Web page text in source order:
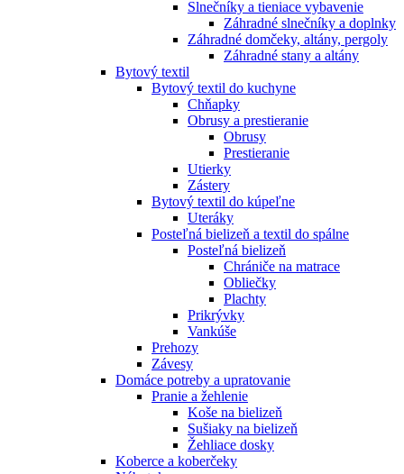
Slnečníky a tieniace vybavenie
Záhradné slnečníky a doplnky
Záhradné domčeky, altány, pergoly
Záhradné stany a altány
Bytový textil
Bytový textil do kuchyne
Chňapky
Obrusy a prestieranie
Obrusy
Prestieranie
Utierky
Zástery
Bytový textil do kúpeľne
Uteráky
Posteľná bielizeň a textil do spálne
Posteľná bielizeň
Chrániče na matrace
Obliečky
Plachty
Prikrývky
Vankúše
Prehozy
Závesy
Domáce potreby a upratovanie
Pranie a žehlenie
Koše na bielizeň
Sušiaky na bielizeň
Žehliace dosky
Koberce a koberčeky